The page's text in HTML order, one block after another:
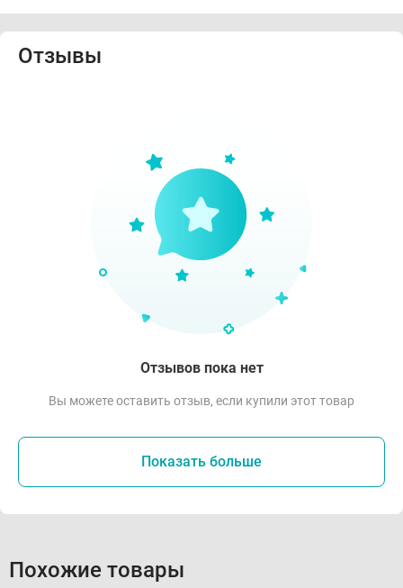
Отзывы
Отзывов пока нет
Вы можете оставить отзыв, если купили этот товар
Показать больше
Похожие товары